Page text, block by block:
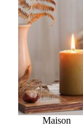
Maison